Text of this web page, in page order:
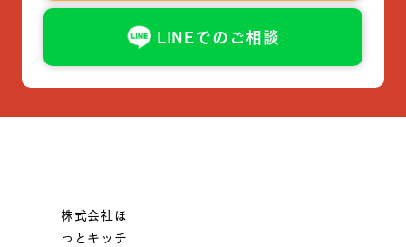
LINEでのご相談
株式会社ほ
っとキッチ